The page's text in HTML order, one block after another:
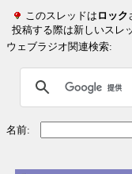
このスレッドは ロック
投稿する際は新しいスレ
ウェブラジオ関連検索:
名前: